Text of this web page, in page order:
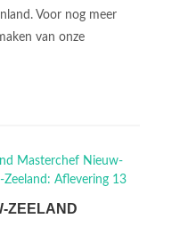
Voor nog meer
van onze
ZEELAND